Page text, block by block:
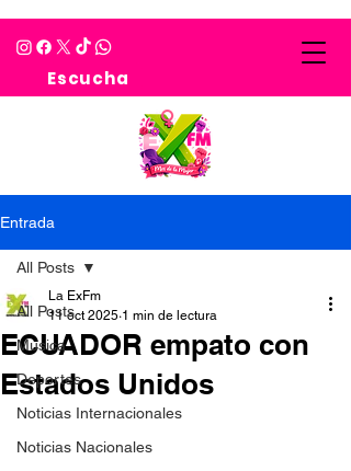
Escucha
Entrada
All Posts
Musica
Deportes
Noticias Internacionales
Noticias Nacionales
All Posts
ECUADOR empato con
Estados Unidos
La ExFm
11 oct 2025 1 min de lectura